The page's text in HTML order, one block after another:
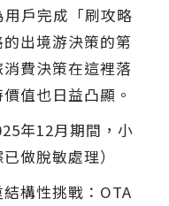
戶完成「刷攻略
出境游決策的第
費決策在這裡落
值也日益凸顯。
年12月期間，小
做脫敏處理）
構性挑戰：OTA